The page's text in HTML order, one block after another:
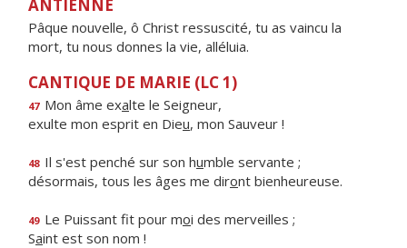
ANTIENNE
Pâque nouvelle, ô Christ ressuscité, tu as vaincu la
mort, tu nous donnes la vie, alléluia.
CANTIQUE DE MARIE (LC 1)
47 Mon âme exalte le Seigneur,
exulte mon esprit en Dieu, mon Sauveur !
48 Il s'est penché sur son humble servante ;
désormais, tous les âges me diront bienheureuse.
49 Le Puissant fit pour moi des merveilles ;
Saint est son nom !